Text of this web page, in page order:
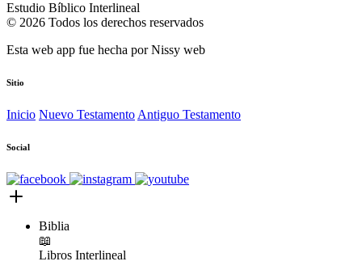
Estudio Bíblico Interlineal
© 2026 Todos los derechos reservados
Esta web app fue hecha porNissy web
Sitio
Inicio Nuevo Testamento Antiguo Testamento
Social
Biblia
📖
Libros Interlineal